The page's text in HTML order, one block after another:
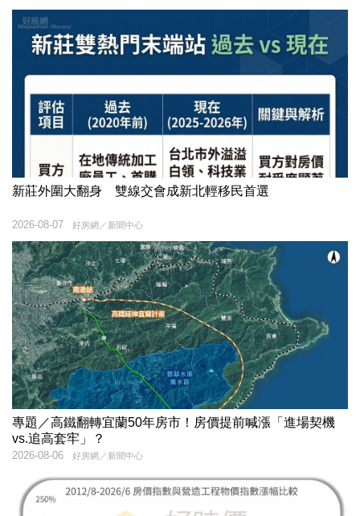
新莊外圍大翻身 雙線交會成新北輕移民首選
好房網／新聞中心
2026-08-07
專題／高鐵翻轉宜蘭50年房市！房價提前喊漲「進場契機
vs.追高套牢」？
好房網／新聞中心
2026-08-06